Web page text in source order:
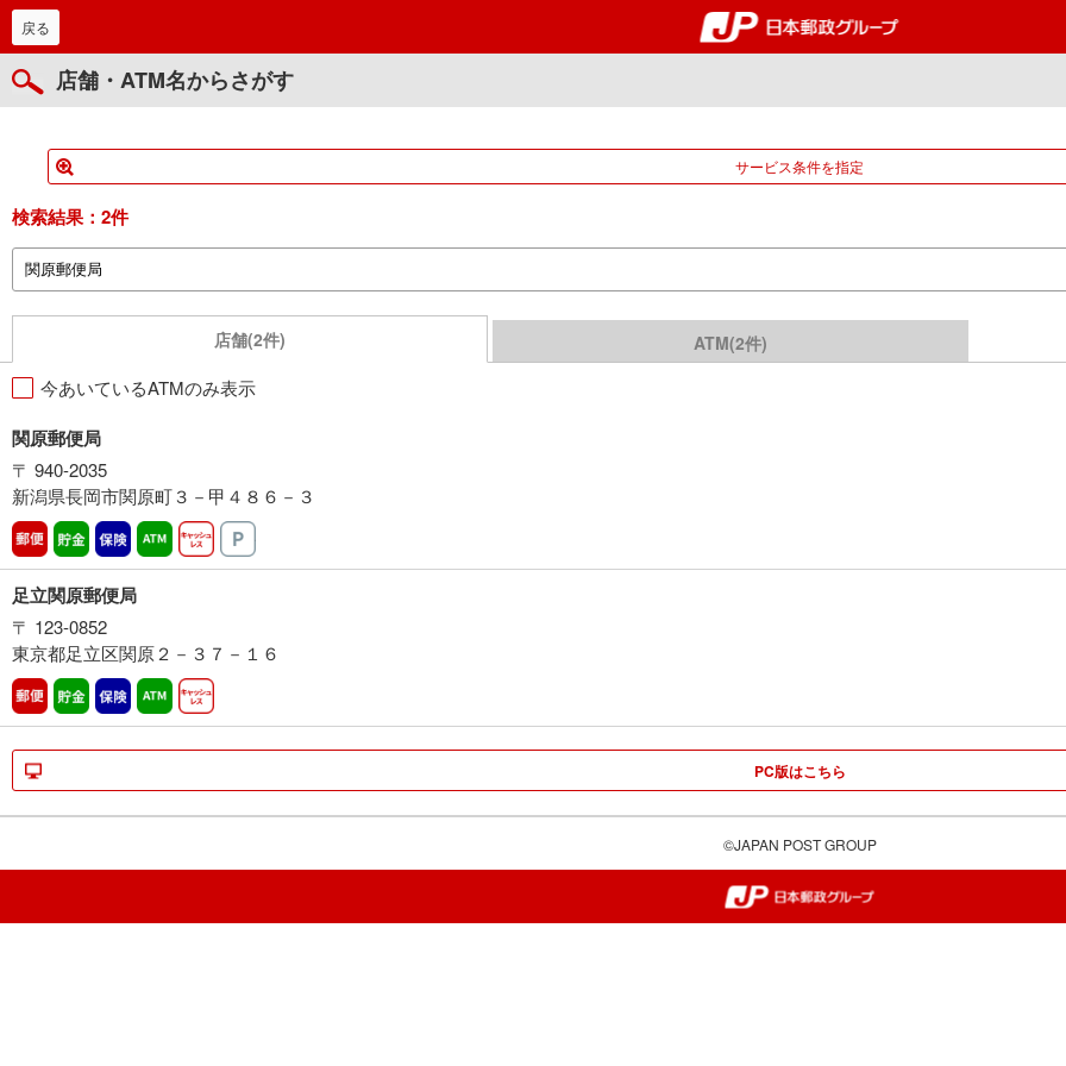
郵便局・日本郵政グループ
戻る
店舗・ATM名からさがす
サービス条件を指定
検索結果： 2件
店舗(2件) ATM(2件)
今あいているATMのみ表示
関原郵便局
〒 940-2035
新潟県長岡市関原町３－甲４８６－３
郵便 貯金 保険 ATM営業中キャッシュレス
足立関原郵便局
〒 123-0852
東京都足立区関原２－３７－１６
郵便 貯金 保険 ATM営業中
PC版はこちら
©JAPAN POST GROUP